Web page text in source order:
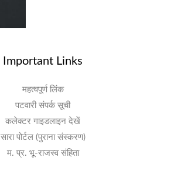
Important Links
महत्वपूर्ण लिंक
पटवारी संपर्क सूची
कलेक्टर गाइडलाइन देखें
सारा पोर्टल (पुराना संस्करण)
म. प्र. भू-राजस्व संहिता